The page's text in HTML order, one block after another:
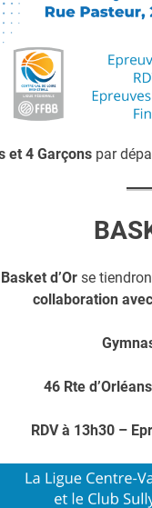
et 4 Garçons par
Basket d’Or se
collaboration
46 Rte d’Orléans
RDV à 13h30 –